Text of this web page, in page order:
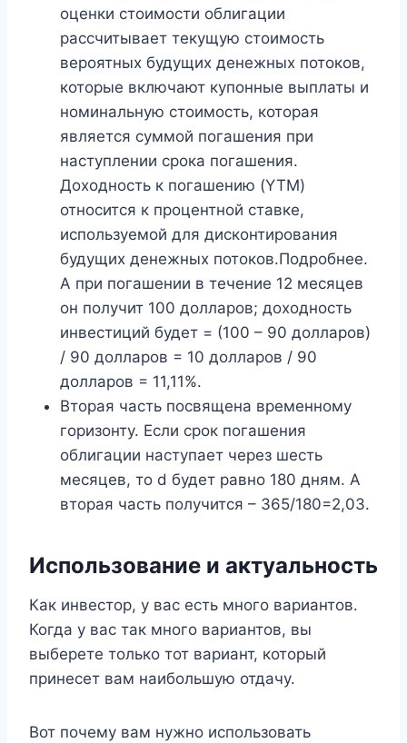
оценки стоимости облигации
рассчитывает текущую стоимость
вероятных будущих денежных потоков,
которые включают купонные выплаты и
номинальную стоимость, которая
является суммой погашения при
наступлении срока погашения.
Доходность к погашению (YTM)
относится к процентной ставке,
используемой для дисконтирования
будущих денежных потоков.Подробнее.
А при погашении в течение 12 месяцев
он получит 100 долларов; доходность
инвестиций будет = (100 – 90 долларов)
/ 90 долларов = 10 долларов / 90
долларов = 11,11%.
Вторая часть посвящена временному
горизонту. Если срок погашения
облигации наступает через шесть
месяцев, то d будет равно 180 дням. А
вторая часть получится – 365/180=2,03.
Использование и актуальность
Как инвестор, у вас есть много вариантов.
Когда у вас так много вариантов, вы
выберете только тот вариант, который
принесет вам наибольшую отдачу.
Вот почему вам нужно использовать